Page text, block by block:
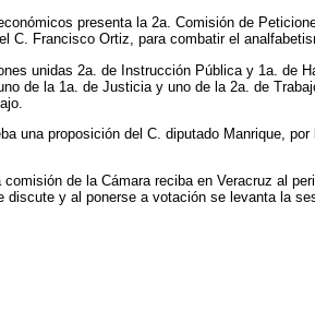
presenta la 2a. Comisión de
C. Francisco Ortiz, para combatir el
unidas 2a. de Instrucción Pública y 1a. de
de la 1a. de Justicia y uno de la 2a. de
una proposición del C. diputado Manrique,
de la Cámara reciba en Veracruz al
y al ponerse a votación se levanta la